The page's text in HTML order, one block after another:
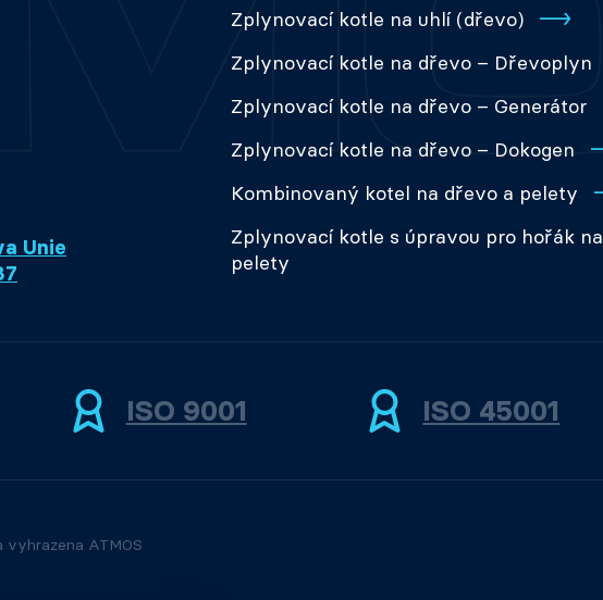
Unie
Zplynovací kotle na uhlí (dřevo)
Zplynovací kotle na dřevo – Dřevoplyn
Zplynovací kotle na dřevo – Generátor
Zplynovací kotle na dřevo – Dokogen
Kombinovaný kotel na dřevo a pelety
Zplynovací kotle s úpravou pro hořák na
pelety
ISO 9001 ISO 45001
ATMOS